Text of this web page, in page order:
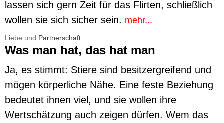
lassen sich gern Zeit für das Flirten, schließlich
wollen sie sich sicher sein. mehr...
Liebe und Partnerschaft
Was man hat, das hat man
Ja, es stimmt: Stiere sind besitzergreifend und
mögen körperliche Nähe. Eine feste Beziehung
bedeutet ihnen viel, und sie wollen ihre
Wertschätzung auch zeigen dürfen. Wem das